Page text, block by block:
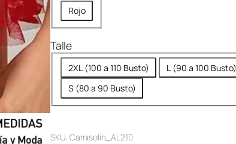
Rojo
Talle
2XL (100 a 110 Busto)
L (90 a 100 Busto)
S (80 a 90 Busto)
SKU: Camisolin_AL210